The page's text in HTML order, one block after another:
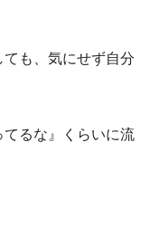
も、気にせず自分
るな』くらいに流